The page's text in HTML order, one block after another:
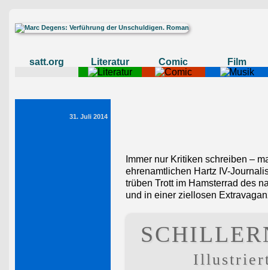
satt.org Literatur Comic Film
31. Juli 2014
Immer nur Kritiken schreiben –
ehrenamtlichen Hartz IV-
trüben Trott im Hamsterrad des
und in einer ziellosen